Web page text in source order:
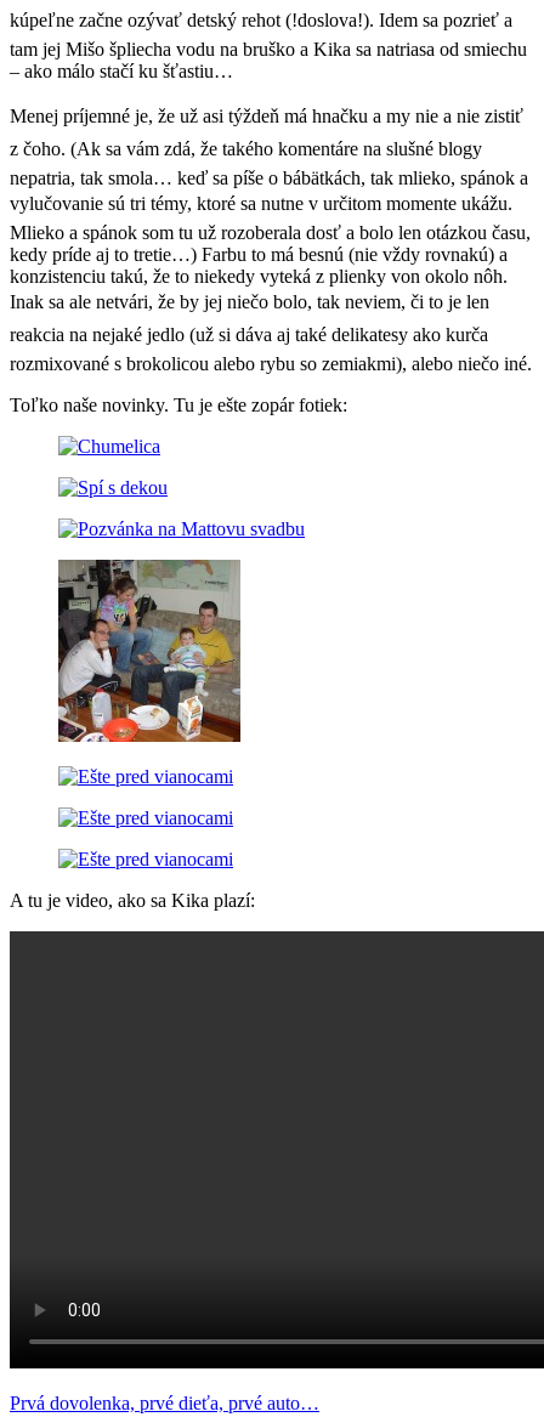
kúpeľne začne ozývať detský rehot (!doslova!). Idem sa pozrieť a
tam jej Mišo špliecha vodu na bruško a Kika sa natriasa od smiechu
– ako málo stačí ku šťastiu…
Menej príjemné je, že už asi týždeň má hnačku a my nie a nie zistiť
z čoho. (Ak sa vám zdá, že takého komentáre na slušné blogy
nepatria, tak smola… keď sa píše o bábätkách, tak mlieko, spánok a
vylučovanie sú tri témy, ktoré sa nutne v určitom momente ukážu.
Mlieko a spánok som tu už rozoberala dosť a bolo len otázkou času,
kedy príde aj to tretie…) Farbu to má besnú (nie vždy rovnakú) a
konzistenciu takú, že to niekedy vyteká z plienky von okolo nôh.
Inak sa ale netvári, že by jej niečo bolo, tak neviem, či to je len
reakcia na nejaké jedlo (už si dáva aj také delikatesy ako kurča
rozmixované s brokolicou alebo rybu so zemiakmi), alebo niečo iné.
Toľko naše novinky. Tu je ešte zopár fotiek:
A tu je video, ako sa Kika plazí:
autoKikaMattplazenie poisteniešoférovanie
Post
Previous
Prvá dovolenka, prvé dieťa, prvé auto…